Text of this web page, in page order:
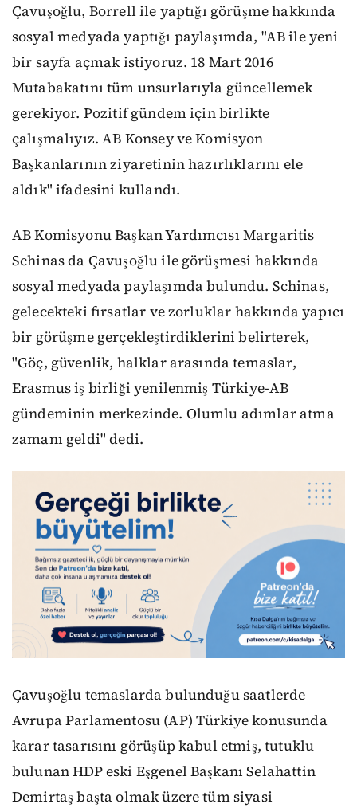
Çavuşoğlu, Borrell ile yaptığı görüşme hakkında
sosyal medyada yaptığı paylaşımda, "AB ile yeni
bir sayfa açmak istiyoruz. 18 Mart 2016
Mutabakatını tüm unsurlarıyla güncellemek
gerekiyor. Pozitif gündem için birlikte
çalışmalıyız. AB Konsey ve Komisyon
Başkanlarının ziyaretinin hazırlıklarını ele
aldık" ifadesini kullandı.
AB Komisyonu Başkan Yardımcısı Margaritis
Schinas da Çavuşoğlu ile görüşmesi hakkında
sosyal medyada paylaşımda bulundu. Schinas,
gelecekteki fırsatlar ve zorluklar hakkında yapıcı
bir görüşme gerçekleştirdiklerini belirterek,
"Göç, güvenlik, halklar arasında temaslar,
Erasmus iş birliği yenilenmiş Türkiye-AB
gündeminin merkezinde. Olumlu adımlar atma
zamanı geldi" dedi.
Çavuşoğlu temaslarda bulunduğu saatlerde
Avrupa Parlamentosu (AP) Türkiye konusunda
karar tasarısını görüşüp kabul etmiş, tutuklu
bulunan HDP eski Eşgenel Başkanı Selahattin
Demirtaş başta olmak üzere tüm siyasi